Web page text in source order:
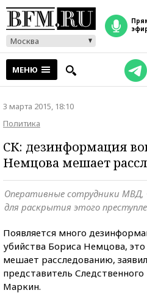
Москва
прямой
МЕНЮ
3 марта 2015, 18:10
Политика
СК: дезинформация
Немцова мешает
Оперативные сотрудники
для раскрытия этого
Появляется много
убийства Бориса Немцова, это
мешает расследованию,
представитель
Маркин.